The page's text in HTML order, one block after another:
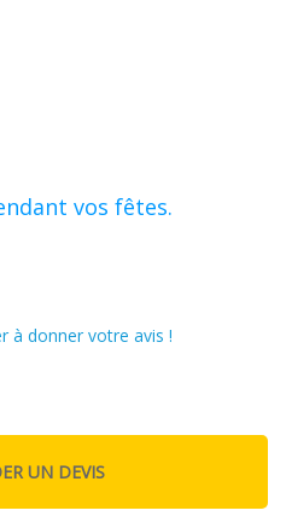
vos fêtes.
à donner votre avis !